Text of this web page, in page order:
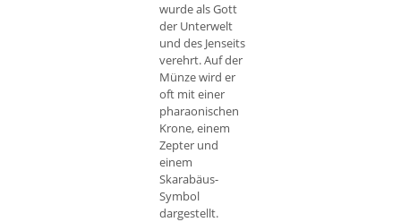
wurde als Gott
der Unterwelt
und des Jenseits
verehrt. Auf der
Münze wird er
oft mit einer
pharaonischen
Krone, einem
Zepter und
einem
Skarabäus-
Symbol
dargestellt.